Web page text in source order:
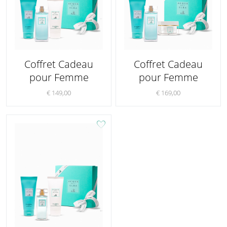
Coffret Cadeau
pour Femme
€ 149,00
Coffret Cadeau
pour Femme
€ 169,00
favorite